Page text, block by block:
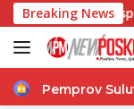
Langsung
ke
konten
Breaking News
Home
Pemprov